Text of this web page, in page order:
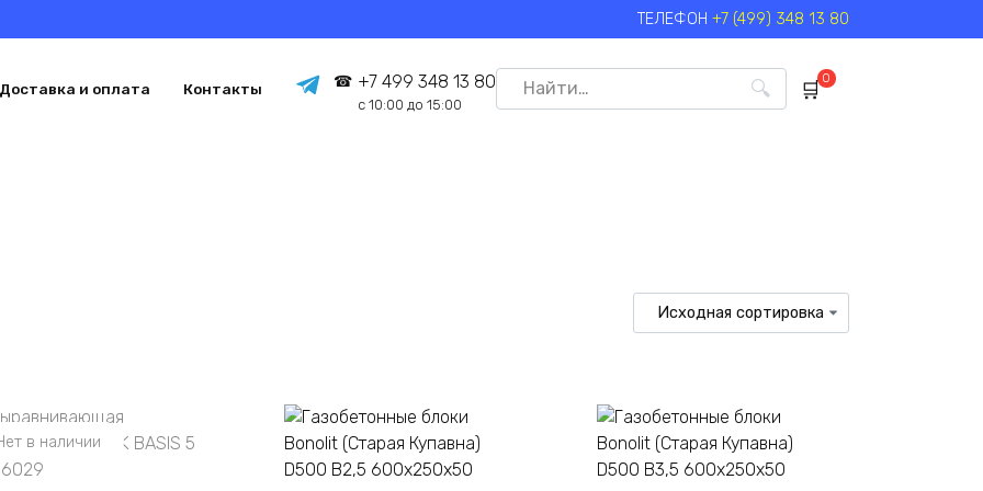
ТЕЛЕФОН +7 (499) 348 13 80
Доставка и оплата Контакты +7 499 348 13 80
с 10:00 до 15:00
Search
for:
0
в наличии